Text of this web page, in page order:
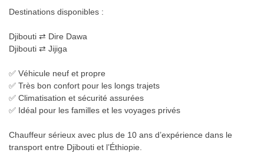
Destinations disponibles :
Djibouti ⇄ Dire Dawa
Djibouti ⇄ Jijiga
✅ Véhicule neuf et propre
✅ Très bon confort pour les longs trajets
✅ Climatisation et sécurité assurées
✅ Idéal pour les familles et les voyages privés
Chauffeur sérieux avec plus de 10 ans d’expérience dans le
transport entre Djibouti et l’Éthiopie.